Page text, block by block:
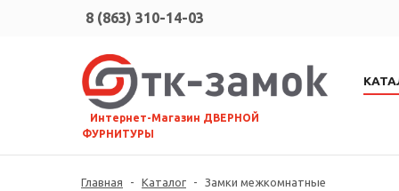
8 (863) 310-14-03
⠀Интернет-Магазин ДВЕРНОЙ
ФУРНИТУРЫ
Главная - Каталог - Замки межкомнатные